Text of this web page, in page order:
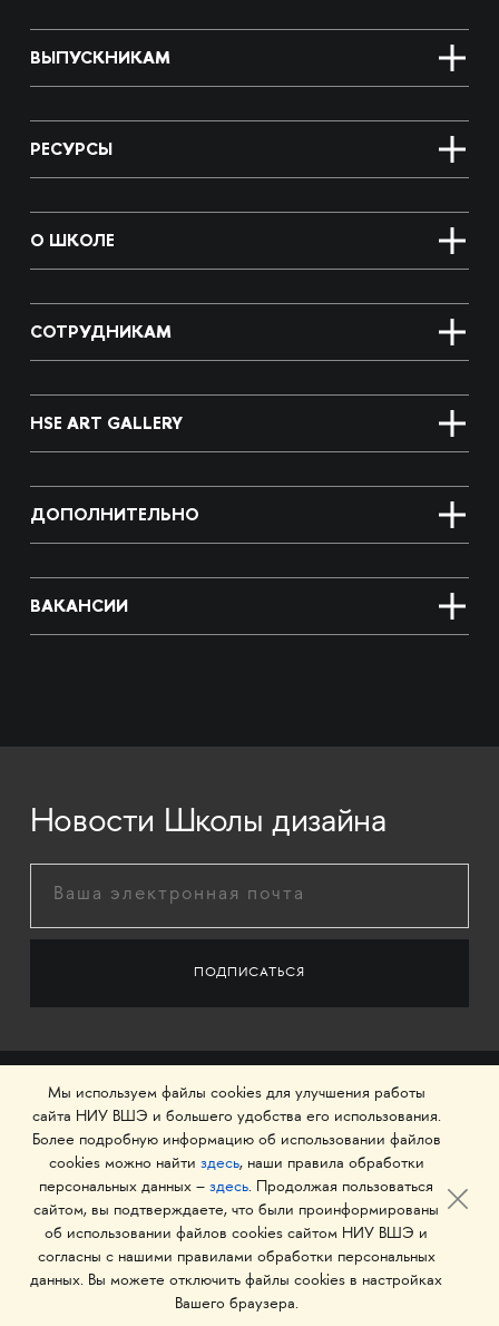
ВЫПУСКНИКАМ
РЕСУРСЫ
О ШКОЛЕ
СОТРУДНИКАМ
HSE ART GALLERY
ДОПОЛНИТЕЛЬНО
ВАКАНСИИ
Новости Школы дизайна
© 1993–2026 Национальный исследовательский
университет «Высшая школа экономики»
Мы используем файлы cookies для улучшения работы
сайта НИУ ВШЭ и большего удобства его использования.
Более подробную информацию об использовании файлов
cookies можно найти здесь, наши правила обработки
персональных данных – здесь. Продолжая пользоваться
сайтом, вы подтверждаете, что были проинформированы
об использовании файлов cookies сайтом НИУ ВШЭ и
согласны с нашими правилами обработки персональных
данных. Вы можете отключить файлы cookies в настройках
Вашего браузера.